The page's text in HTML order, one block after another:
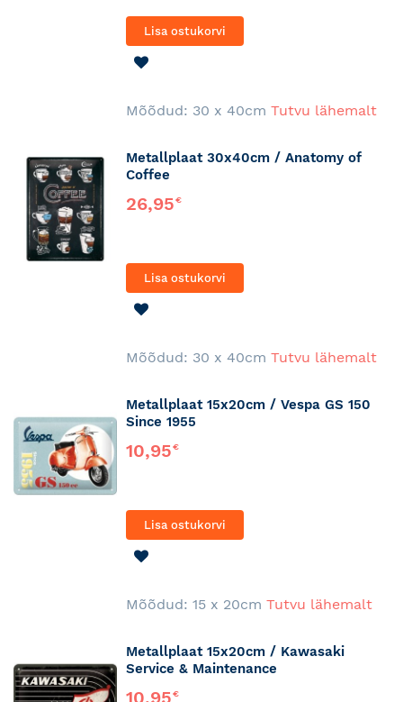
Lisa ostukorvi
Mõõdud: 30 x 40cm Tutvu lähemalt
Metallplaat 30x40cm / Anatomy of
Coffee
26,95€
Lisa ostukorvi
Mõõdud: 30 x 40cm Tutvu lähemalt
Metallplaat 15x20cm / Vespa GS 150
Since 1955
10,95€
Lisa ostukorvi
Mõõdud: 15 x 20cm Tutvu lähemalt
Metallplaat 15x20cm / Kawasaki
Service & Maintenance
10,95€